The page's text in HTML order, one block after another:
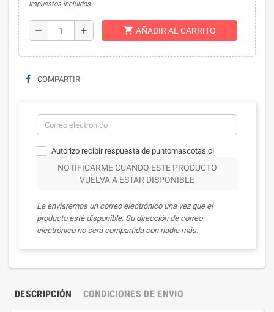
Impuestos incluidos
remove add shopping_cart AÑADIR AL CARRITO
COMPARTIR
Autorizo recibir respuesta de puntomascotas.cl
NOTIFICARME CUANDO ESTE PRODUCTO
VUELVA A ESTAR DISPONIBLE
Le enviaremos un correo electrónico una vez que el
producto esté disponible. Su dirección de correo
electrónico no será compartida con nadie más.
DESCRIPCIÓN CONDICIONES DE ENVIO